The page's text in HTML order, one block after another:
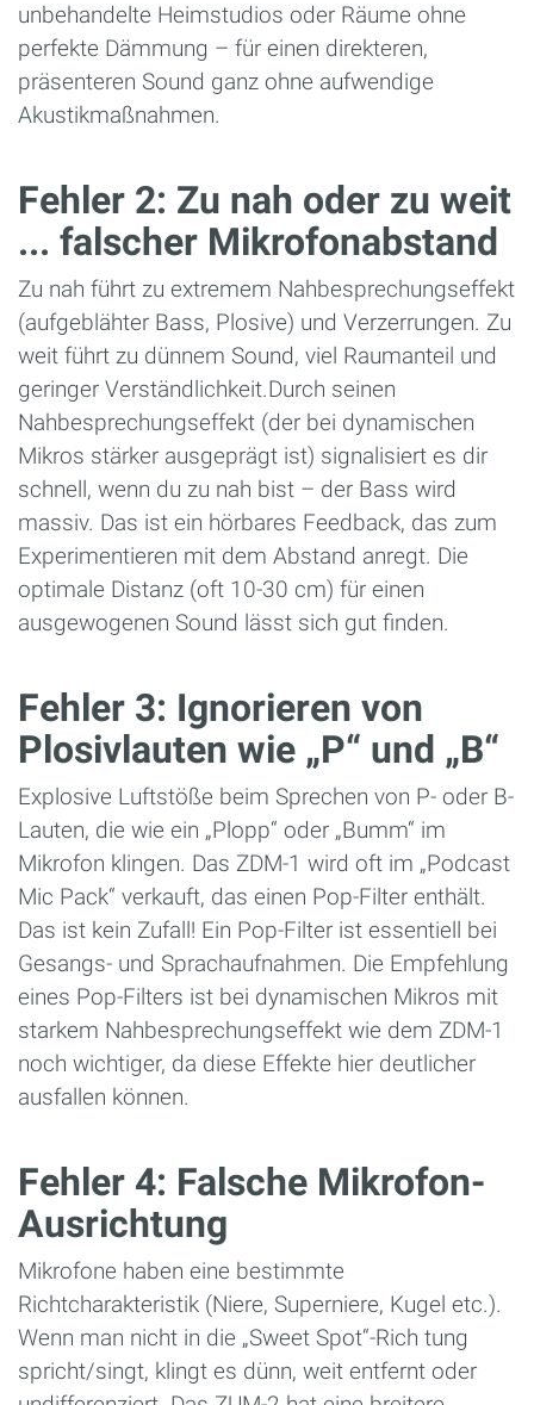
unbehandelte Heimstudios oder Räume ohne
perfekte Dämmung – für einen direkteren,
präsenteren Sound ganz ohne aufwendige
Akustikmaßnahmen.
Fehler 2: Zu nah oder zu weit
... falscher Mikrofonabstand
Zu nah führt zu extremem Nahbesprechungseffekt
(aufgeblähter Bass, Plosive) und Verzerrungen. Zu
weit führt zu dünnem Sound, viel Raumanteil und
geringer Verständlichkeit.Durch seinen
Nahbesprechungseffekt (der bei dynamischen
Mikros stärker ausgeprägt ist) signalisiert es dir
schnell, wenn du zu nah bist – der Bass wird
massiv. Das ist ein hörbares Feedback, das zum
Experimentieren mit dem Abstand anregt. Die
optimale Distanz (oft 10-30 cm) für einen
ausgewogenen Sound lässt sich gut finden.
Fehler 3: Ignorieren von
Plosivlauten wie „P“ und „B“
Explosive Luftstöße beim Sprechen von P- oder B-
Lauten, die wie ein „Plopp“ oder „Bumm“ im
Mikrofon klingen. Das ZDM-1 wird oft im „Podcast
Mic Pack“ verkauft, das einen Pop-Filter enthält.
Das ist kein Zufall! Ein Pop-Filter ist essentiell bei
Gesangs- und Sprachaufnahmen. Die Empfehlung
eines Pop-Filters ist bei dynamischen Mikros mit
starkem Nahbesprechungseffekt wie dem ZDM-1
noch wichtiger, da diese Effekte hier deutlicher
ausfallen können.
Fehler 4: Falsche Mikrofon-
Ausrichtung
Mikrofone haben eine bestimmte
Richtcharakteristik (Niere, Superniere, Kugel etc.).
Wenn man nicht in die „Sweet Spot“-Rich tung
spricht/singt, klingt es dünn, weit entfernt oder